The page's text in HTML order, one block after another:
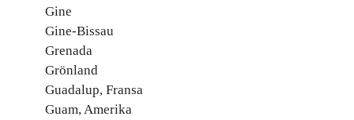
Gine
Gine-Bissau
Grenada
Grönland
Guadalup, Fransa
Guam, Amerika